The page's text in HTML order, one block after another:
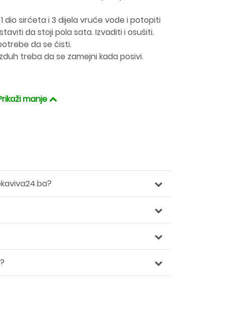
dio sirćeta i 3 dijela vruće vode i potopiti
da stoji pola sata. Izvaditi i osušiti.
da se čisti.
treba da se zamejni kada posivi.
manje